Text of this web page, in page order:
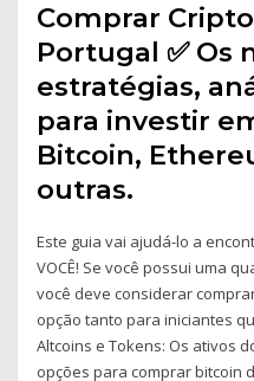
Comprar
Portugal ✅ Os
estratégias,
para investir
Bitcoin,
outras.
Este guia vai ajudá-lo a
VOCÊ! Se você possui uma
você deve considerar
opção tanto para iniciantes
Altcoins e Tokens: Os ativos
opções para comprar bitcoin